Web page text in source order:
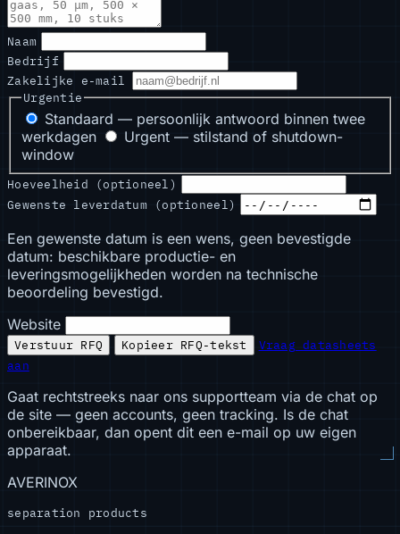
Naam
Bedrijf
Zakelijke e-mail
Urgentie
Standaard — persoonlijk antwoord binnen twee
werkdagen
Urgent — stilstand of shutdown-
window
Hoeveelheid (optioneel)
Gewenste leverdatum (optioneel)
Een gewenste datum is een wens, geen bevestigde
datum: beschikbare productie- en
leveringsmogelijkheden worden na technische
beoordeling bevestigd.
Website
Verstuur RFQ Kopieer RFQ-tekst
Vraag datasheets
aan
Gaat rechtstreeks naar ons supportteam via de chat op
de site — geen accounts, geen tracking. Is de chat
onbereikbaar, dan opent dit een e-mail op uw eigen
apparaat.
AVERINOX
separation products